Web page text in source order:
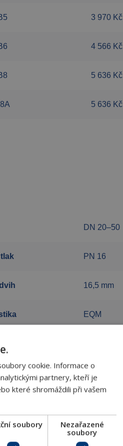
3 970 Kč
4 566 Kč
5 636 Kč
5 636 Kč
DN 20–50
PN 16
16,5 mm
EQM
teplota
teplota -5 °C
O-kroužky:
cookie. Informace o
partnery, kteří je
které shromáždili při vašem
soubory
Nezařazené
soubory